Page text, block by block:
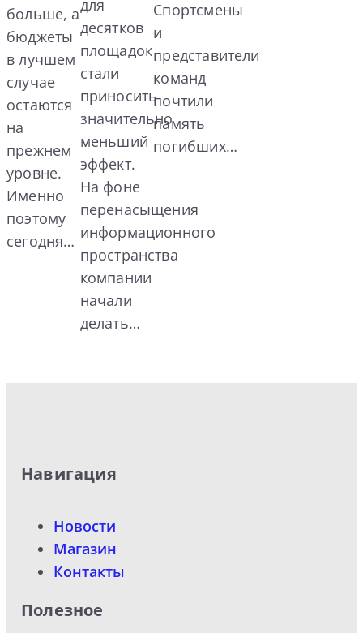
больше, а
бюджеты
в лучшем
случае
остаются
на
прежнем
уровне.
Именно
поэтому
сегодня…
для
десятков
площадок
стали
приносить
значительно
меньший
эффект.
На фоне
перенасыщения
информационного
пространства
компании
начали
делать…
Спортсмены
и
представители
команд
почтили
память
погибших…
Навигация
Новости
Магазин
Контакты
Полезное